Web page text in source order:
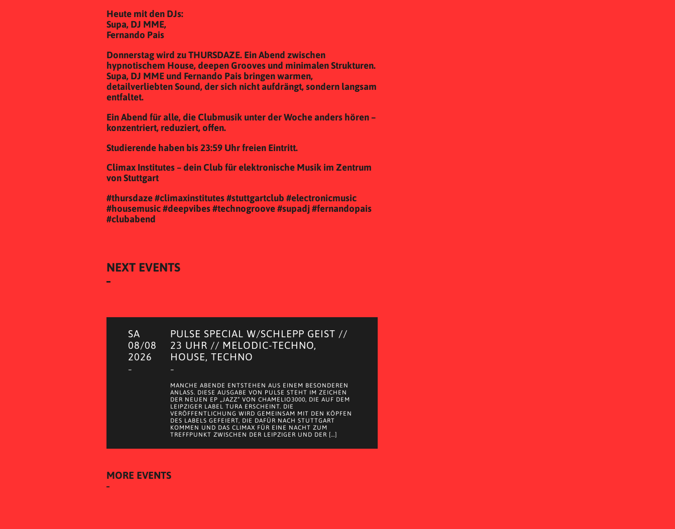
Heute mit den DJs:
Supa, DJ MME,
Fernando Pais
Donnerstag wird zu THURSDAZE. Ein Abend zwischen
hypnotischem House, deepen Grooves und minimalen Strukturen.
Supa, DJ MME und Fernando Pais bringen warmen,
detailverliebten Sound, der sich nicht aufdrängt, sondern langsam
entfaltet.
Ein Abend für alle, die Clubmusik unter der Woche anders hören –
konzentriert, reduziert, offen.
Studierende haben bis 23:59 Uhr freien Eintritt.
Climax Institutes – dein Club für elektronische Musik im Zentrum
von Stuttgart
#thursdaze #climaxinstitutes #stuttgartclub #electronicmusic
#housemusic #deepvibes #technogroove #supadj #fernandopais
#clubabend
NEXT EVENTS
SA
08/08
2026
–
PULSE SPECIAL W/SCHLEPP GEIST //
23 UHR // MELODIC-TECHNO,
HOUSE, TECHNO
–
MANCHE ABENDE ENTSTEHEN AUS EINEM BESONDEREN
ANLASS. DIESE AUSGABE VON PULSE STEHT IM ZEICHEN
DER NEUEN EP „JAZZ“ VON CHAMELIO3000, DIE AUF DEM
LEIPZIGER LABEL TURA ERSCHEINT. DIE
VERÖFFENTLICHUNG WIRD GEMEINSAM MIT DEN KÖPFEN
DES LABELS GEFEIERT, DIE DAFÜR NACH STUTTGART
KOMMEN UND DAS CLIMAX FÜR EINE NACHT ZUM
TREFFPUNKT ZWISCHEN DER LEIPZIGER UND DER […]
MORE EVENTS